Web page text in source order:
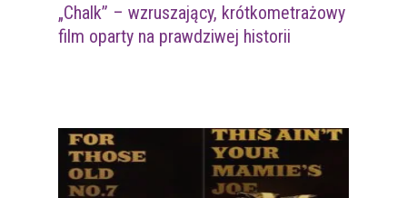
„Chalk” – wzruszający, krótkometrażowy
film oparty na prawdziwej historii